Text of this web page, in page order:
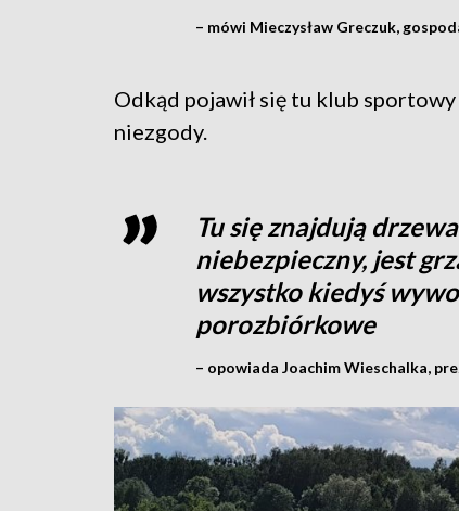
– mówi Mieczysław Greczuk,
Odkąd pojawił się tu klub
niezgody.
Tu się znajdują
niebezpieczny, jest
wszystko kiedyś
porozbiórkowe
– opowiada Joachim Wieschalka,